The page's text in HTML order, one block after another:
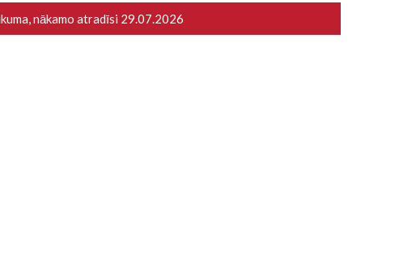
nākamo atradīsi 29.07.2026